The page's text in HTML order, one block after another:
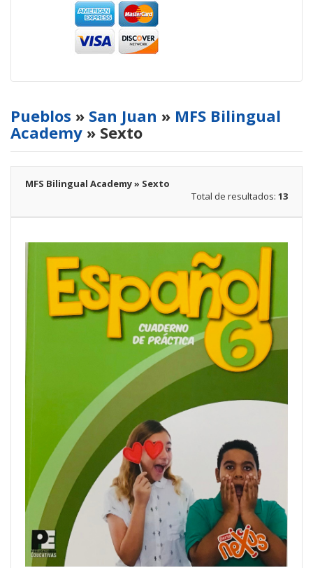
Pueblos » San Juan » MFS Bilingual
Academy » Sexto
MFS Bilingual Academy » Sexto
Total de resultados: 13